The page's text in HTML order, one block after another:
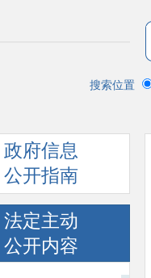
搜索位置
政府信息
公开指南
法定主动
公开内容